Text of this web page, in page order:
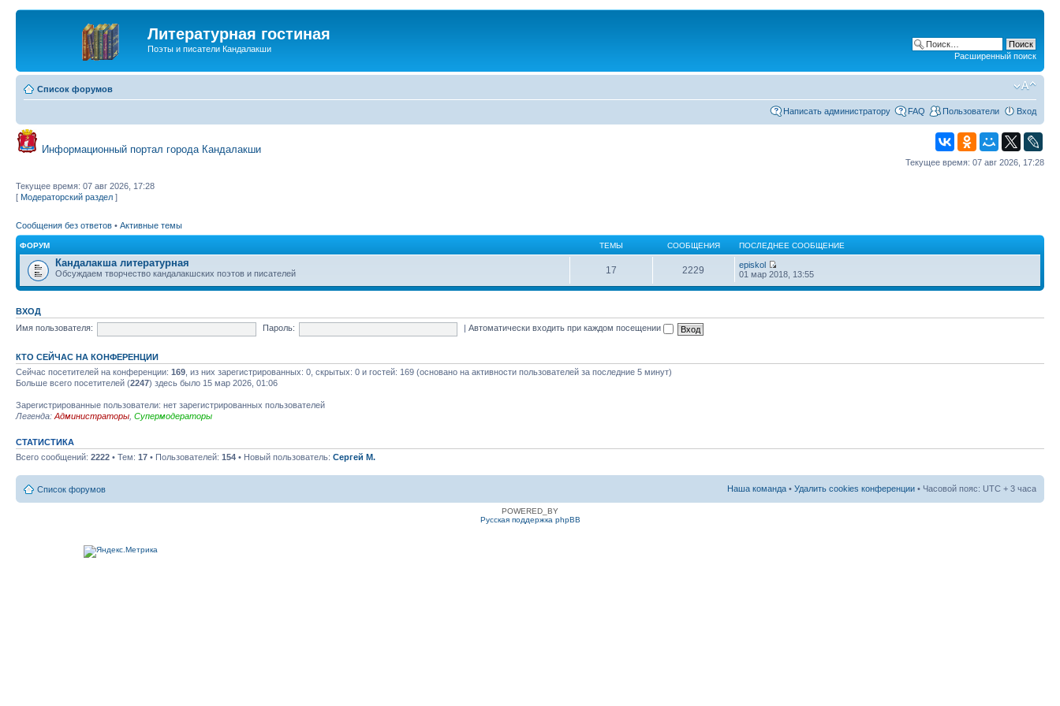
Литературная гостиная
Поэты и писатели Кандалакши
Расширенный поиск
Список форумов
Написать администратору FAQ Пользователи Вход
Информационный портал города Кандалакши
Текущее время: 07 авг 2026, 17:28
Текущее время: 07 авг 2026, 17:28
[ Модераторский раздел ]
Сообщения без ответов • Активные темы
ФОРУМ ТЕМЫ СООБЩЕНИЯ ПОСЛЕДНЕЕ СООБЩЕНИЕ
Кандалакша литературная
Обсуждаем творчество кандалакшских поэтов и писателей 17 2229
episkol
01 мар 2018, 13:55
ВХОД
Имя пользователя:
Пароль: |Автоматически входить при каждом посещении
КТО СЕЙЧАС НА КОНФЕРЕНЦИИ
Сейчас посетителей на конференции: 169 , из них зарегистрированных: 0, скрытых: 0 и гостей: 169 (основано на активности пользователей за последние 5 минут)
Больше всего посетителей (2247) здесь было 15 мар 2026, 01:06
Зарегистрированные пользователи: нет зарегистрированных пользователей
Легенда: Администраторы Супермодераторы
СТАТИСТИКА
Всего сообщений: 2222 • Тем: 17 • Пользователей: 154 • Новый пользователь: Сергей М.
Список форумов Наша команда • Удалить cookies конференции • Часовой пояс: UTC + 3 часа
POWERED_BY
Русская поддержка phpBB